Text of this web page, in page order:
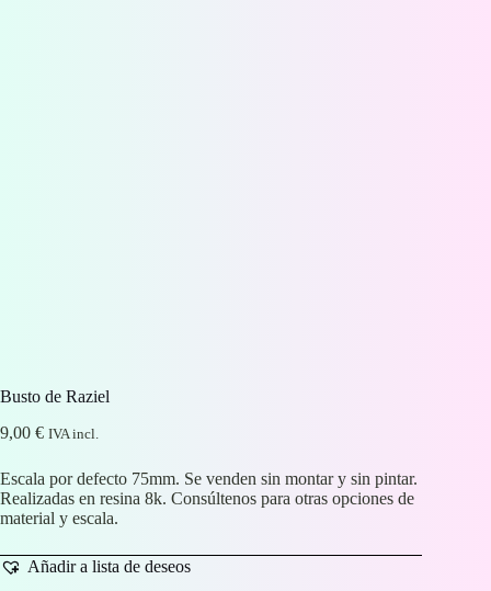
Busto de Raziel
9,00 € IVA incl.
Escala por defecto 75mm. Se venden sin montar y sin pintar.
Realizadas en resina 8k. Consúltenos para otras opciones de
material y escala.
Añadir a lista de deseos